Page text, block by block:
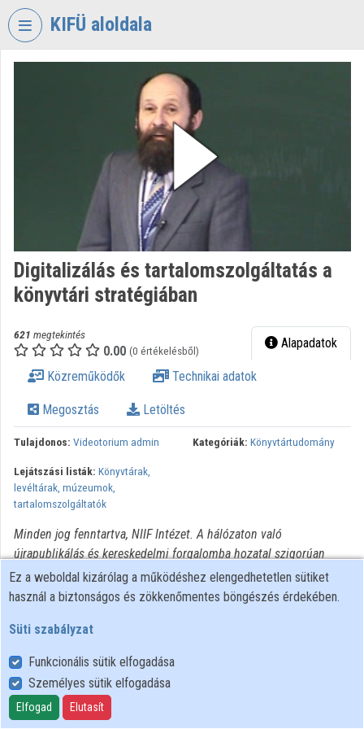
Fejléc kihagyása
KIFÜ aloldala
Intézményi kezdőlap
Bejelentkezés
Intézményi felfedezés
Kategóriák
Intézményi listák
Intézmények
Közreműködők
Digitalizálás és tartalomszolgáltatás a
könyvtári stratégiában
621 megtekintés
0.00 (0 értékelésből) Alapadatok
Közreműködők Technikai adatok
Megosztás Letöltés
Tulajdonos: Videotorium admin Kategóriák: Könyvtártudomány
Lejátszási listák: Könyvtárak,
levéltárak, múzeumok,
tartalomszolgáltatók
Minden jog fenntartva, NIIF Intézet. A hálózaton való
újrapublikálás és kereskedelmi forgalomba hozatal szigorúan
tilos! Egyéb célú felhasználás a jogtulajdonos(ok) engedélyéhez
kötött.
Felhasználói szabályzat
Adatkezelési tájékoztató
Süti szabályzat
Ez a weboldal kizárólag a működéshez elengedhetetlen sütiket
használ a biztonságos és zökkenőmentes böngészés érdekében.
Süti szabályzat
Funkcionális sütik elfogadása
Személyes sütik elfogadása
Elfogad Elutasít